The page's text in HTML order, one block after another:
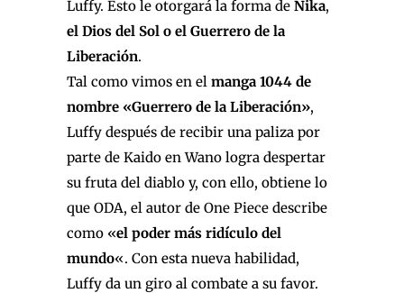
Luffy. Esto le otorgará la forma de Nika,
el Dios del Sol o el Guerrero de la
Liberación.
Tal como vimos en el manga 1044 de
nombre «Guerrero de la Liberación»,
Luffy después de recibir una paliza por
parte de Kaido en Wano logra despertar
su fruta del diablo y, con ello, obtiene lo
que ODA, el autor de One Piece describe
como «el poder más ridículo del
mundo«. Con esta nueva habilidad,
Luffy da un giro al combate a su favor.